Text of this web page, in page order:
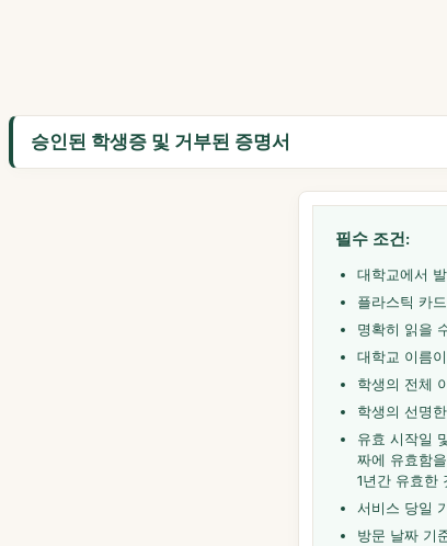
승인된 학생증 및 거부된 증명서
필수 조건:
대학교에서
플라스틱 카
명확히 읽을
대학교 이름
학생의 전체
학생의 선명
유효 시작일
짜에 유효함
1년간 유효한
서비스 당일
방문 날짜 기